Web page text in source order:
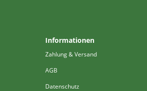
Informationen
Zahlung & Versand
AGB
Datenschutz